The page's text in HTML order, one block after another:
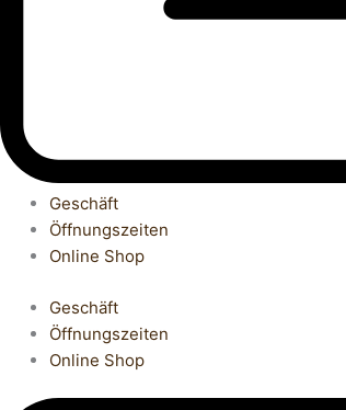
Geschäft
Öffnungszeiten
Online Shop
Geschäft
Öffnungszeiten
Online Shop